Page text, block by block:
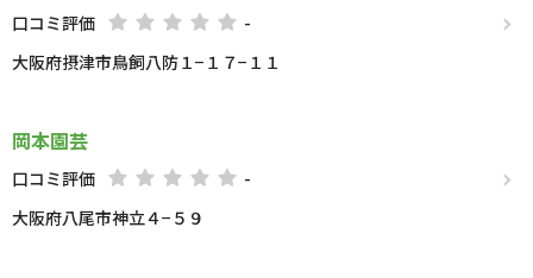
口コミ評価
-
大阪府摂津市鳥飼八防１−１７−１１
岡本園芸
口コミ評価
-
大阪府八尾市神立４−５９